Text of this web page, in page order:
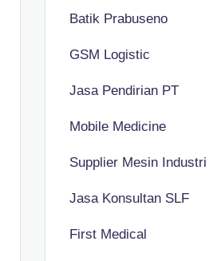
Batik Prabuseno
GSM Logistic
Jasa Pendirian PT
Mobile Medicine
Supplier Mesin Industri
Jasa Konsultan SLF
First Medical